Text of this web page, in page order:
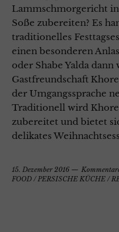
Lammschmorgericht
Soße zubereiten? Es
traditionelles
einen besonderen
oder Shabe Yalda
Gastfreundschaft
der Umgangssprache
Traditionell wird
zubereitet und bietet
delikates
15. Dezember 2016
FOOD /PERSISCHE KÜCHE /